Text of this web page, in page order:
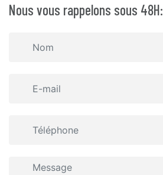
Nous vous rappelons sous 48H: